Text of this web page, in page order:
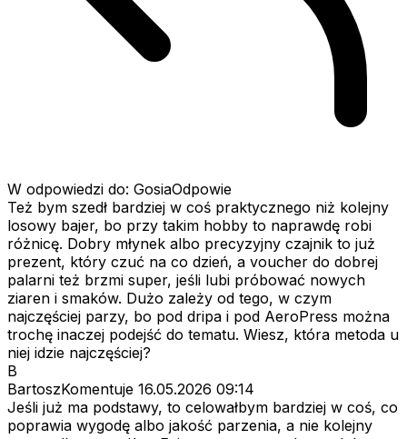
W odpowiedzi do: GosiaOdpowie
Też bym szedł bardziej w coś praktycznego niż kolejny
losowy bajer, bo przy takim hobby to naprawdę robi
różnicę. Dobry młynek albo precyzyjny czajnik to już
prezent, który czuć na co dzień, a voucher do dobrej
palarni też brzmi super, jeśli lubi próbować nowych
ziaren i smaków. Dużo zależy od tego, w czym
najczęściej parzy, bo pod dripa i pod AeroPress można
trochę inaczej podejść do tematu. Wiesz, która metoda u
niej idzie najczęściej?
B
BartoszKomentuje 16.05.2026 09:14
Jeśli już ma podstawy, to celowałbym bardziej w coś, co
poprawia wygodę albo jakość parzenia, a nie kolejny